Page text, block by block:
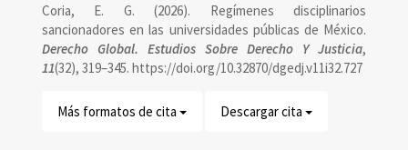
artículo
Coria, E. G. (2026). Regímenes disciplinarios
sancionadores en las universidades públicas de México.
Derecho Global. Estudios Sobre Derecho Y Justicia,
11(32), 319–345. https://doi.org/10.32870/dgedj.v11i32.727
Más formatos de cita Descargar cita